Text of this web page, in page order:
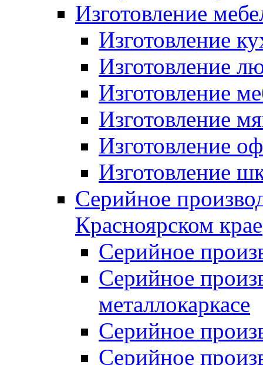
Изготовление
Изготовление
Изготовление
Изготовление
Изготовление
Изготовление
Изготовление
Серийное
Красноярском крае
Серийное
Серийное
металлокаркасе
Серийное
Серийное